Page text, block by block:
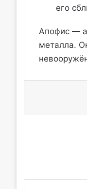
его
Апофис —
металла.